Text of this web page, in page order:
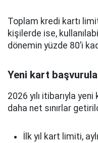
Toplam kredi kartı
kişilerde ise,
dönemin yüzde 80’i
Yeni kart
2026 yılı itibarıyla
daha net sınırlar
İlk yıl kart limiti,